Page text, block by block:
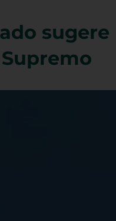
sugere